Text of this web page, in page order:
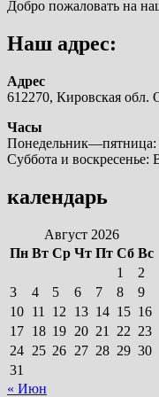
Добро пожаловать на
Наш адрес:
Адрес
612270, Кировская
Часы
Понедельник—пятница:
Суббота и воскресенье:
календарь
Август 2026
Пн Вт Ср Чт Пт Сб Вс
1
2
3
4 5 6 7 8
9
10 11 12 13 14 15 16
17 18 19 20 21 22 23
24 25 26 27 28 29 30
31
« Июн